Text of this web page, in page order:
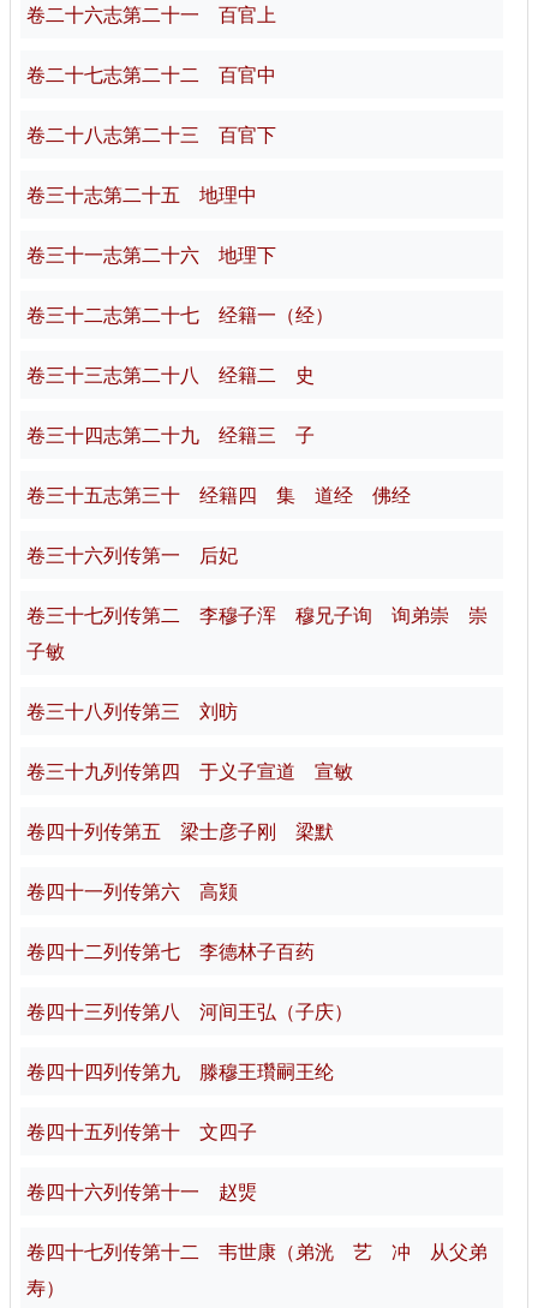
卷二十六志第二十一 百官上
卷二十七志第二十二 百官中
卷二十八志第二十三 百官下
卷三十志第二十五 地理中
卷三十一志第二十六 地理下
卷三十二志第二十七 经籍一（经）
卷三十三志第二十八 经籍二 史
卷三十四志第二十九 经籍三 子
卷三十五志第三十 经籍四 集 道经 佛经
卷三十六列传第一 后妃
卷三十七列传第二 李穆子浑 穆兄子询 询弟崇 崇
子敏
卷三十八列传第三 刘昉
卷三十九列传第四 于义子宣道 宣敏
卷四十列传第五 梁士彦子刚 梁默
卷四十一列传第六 高颎
卷四十二列传第七 李德林子百药
卷四十三列传第八 河间王弘（子庆）
卷四十四列传第九 滕穆王瓚嗣王纶
卷四十五列传第十 文四子
卷四十六列传第十一 赵煚
卷四十七列传第十二 韦世康（弟洸 艺 冲 从父弟
寿）